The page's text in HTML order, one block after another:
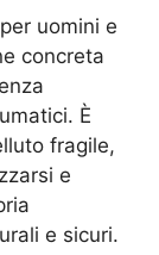
uomini e
concreta
È
fragile,
e
e sicuri.